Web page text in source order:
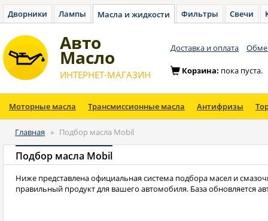
Дворники Лампы Масла и жидкости Фильтры Свечи
Авто
Масло
ИНТЕРНЕТ-МАГАЗИН
Доставка и оплата
Корзина: пока пуста.
Моторные масла Трансмиссионные масла Антифризы
Главная » Подбор масла Mobil
Подбор масла Mobil
Ниже представлена официальная система подбора масел и
правильный продукт для вашего автомобиля. База обновляется